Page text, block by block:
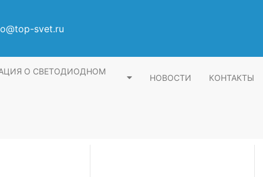
svet.ru
О СВЕТОДИОДНОМ
НОВОСТИ КОНТАКТЫ